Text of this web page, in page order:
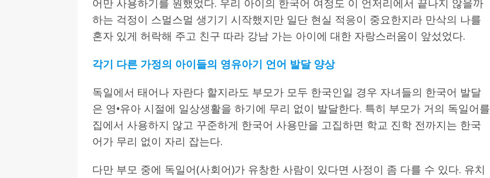
어만 사용하기를 원했었다. 우리 아이의 한국어 여정도 이 언저리에서 끝나지 않을까
하는 걱정이 스멀스멀 생기기 시작했지만 일단 현실 적응이 중요한지라 만삭의 나를
혼자 있게 허락해 주고 친구 따라 강남 가는 아이에 대한 자랑스러움이 앞섰었다.
각기 다른 가정의 아이들의 영유아기 언어 발달 양상
독일에서 태어나 자란다 할지라도 부모가 모두 한국인일 경우 자녀들의 한국어 발달
은 영•유아 시절에 일상생활을 하기에 무리 없이 발달한다. 특히 부모가 거의 독일어를
집에서 사용하지 않고 꾸준하게 한국어 사용만을 고집하면 학교 진학 전까지는 한국
어가 무리 없이 자리 잡는다.
다만 부모 중에 독일어(사회어)가 유창한 사람이 있다면 사정이 좀 다를 수 있다. 유치